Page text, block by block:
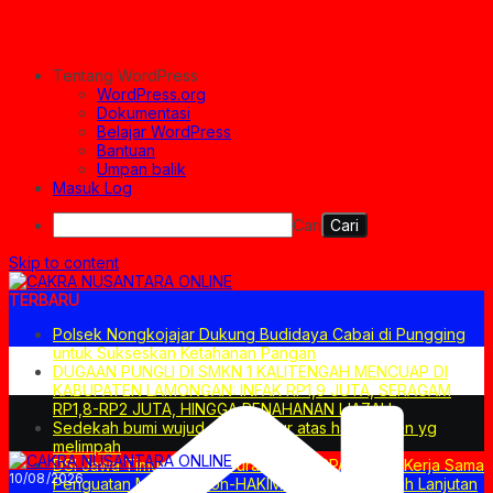
Tentang WordPress
WordPress.org
Dokumentasi
Belajar WordPress
Bantuan
Umpan balik
Masuk Log
Cari
Skip to content
TERBARU
Polsek Nongkojajar Dukung Budidaya Cabai di Pungging
untuk Sukseskan Ketahanan Pangan
DUGAAN PUNGLI DI SMKN 1 KALITENGAH MENCUAP DI
KABUPATEN LAMONGAN: INFAK RP1,9 JUTA, SERAGAM
RP1,8-RP2 JUTA, HINGGA PENAHANAN IJAZAH
Sedekah bumi wujud rasa syukur atas hasil panen yg
melimpah
DSI Jawa Timur dan PN SuraBaya PERPANJANG Kerja Sama
Penguatan MEDIASI Non-HAKIM Sebagai Langkah Lanjutan
10/08/2026